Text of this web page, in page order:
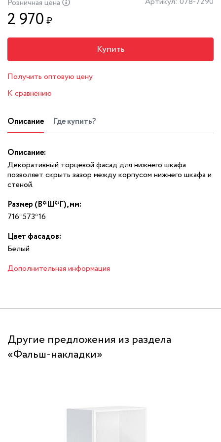
Розничная цена
2 970 ₽
Купить
Получить оптовую цену
К сравнению
Описание Где купить?
Описание:
Декоративный торцевой фасад для нижнего шкафа
позволяет скрыть зазор между корпусом нижнего шкафа и
стеной.
Размер (В*Ш*Г), мм:
716*573*16
Цвет фасадов:
Белый
Дополнительная информация
Другие предложения из раздела
«Фальш-накладки»